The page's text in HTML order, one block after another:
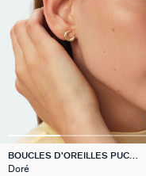
BOUCLES D'OREILLES PUCES
LUNES PANGEA
Doré